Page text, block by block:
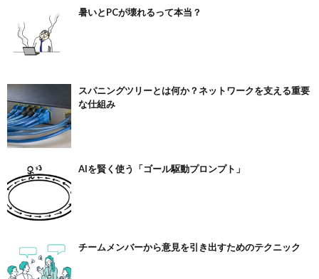
暑いとPCが壊れるって本当？
スパニングツリーとは何か？ネットワークを支える重要
な仕組み
AIを賢く使う「ゴール駆動プロンプト」
チームメンバーから意見を引き出すためのテクニック